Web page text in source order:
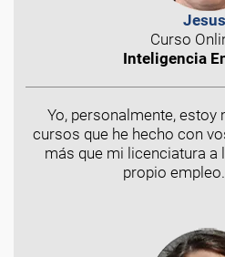
Jesus
Curso
Inteligencia
Yo, personalmente, estoy
cursos que he hecho con
más que mi licenciatura a
propio